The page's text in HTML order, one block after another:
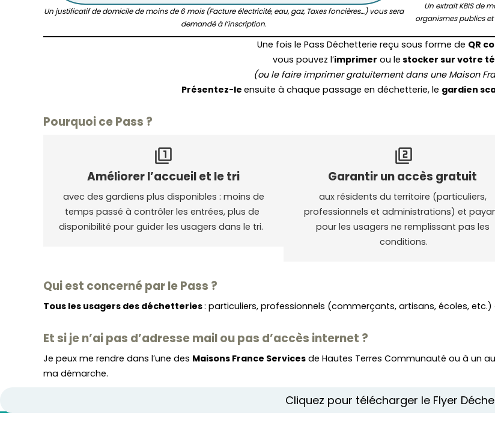
Un justificatif de domicile de moins de 6 mois (Facture électricité, eau, gaz, Taxes foncières…) vous sera
demandé à l’inscription.
Un extrait KBIS de
organismes publics et
Une fois le Pass Déchetterie reçu sous forme de QR
vous pouvez l’imprimer ou le stocker sur votre
(ou le faire imprimer gratuitement dans une Maison
Présentez-le ensuite à chaque passage en déchetterie, le gardien
Pourquoi ce Pass ?
filter_1
Améliorer l’accueil et le tri
temps passé à contrôler les entrées, plus de
disponibilité pour guider les usagers dans le tri.
filter_2
Garantir un accès gratuit
aux résidents du territoire (particuliers,
professionnels et administrations) et
pour les usagers ne remplissant pas les
conditions.
Qui est concerné par le Pass ?
Tous les usagers des déchetteries: particuliers, professionnels (commerçants, artisans, écoles,
Et si je n’ai pas d’adresse mail ou pas d’accès internet ?
Je peux me rendre dans l’une des Maisons France Services de Hautes Terres Communauté ou à un
ma démarche.
Cliquez pour télécharger le Flyer